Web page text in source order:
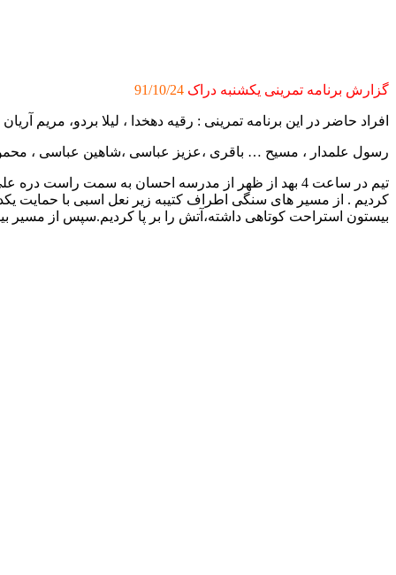
گزارش برنامه تمرینی یکشنبه دراک
افراد حاضر در این برنامه تمرینی : رقیه دهخدا ، لیلا بردو، مریم
رسول علمدار ، مسیح … باقری ،عزیز عباسی ،شاهین عباسی ،
تیم در ساعت 4 بهد از ظهر از مدرسه احسان به سمت
کردیم . از مسیر های سنگی اطراف کتیبه زیر نعل اسبی با حمایت
بیستون استراحت کوتاهی داشته،آتش را بر پا کردیم.سپس از مسیر بیستون به